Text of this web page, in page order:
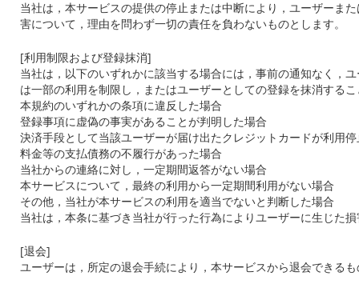
当社は，本サービスの提供の停止または中断により，ユーザーま
害について，理由を問わず一切の責任を負わないものとします。
[利用制限および登録抹消]
当社は，以下のいずれかに該当する場合には，事前の通知なく，
は一部の利用を制限し，またはユーザーとしての登録を抹消する
本規約のいずれかの条項に違反した場合
登録事項に虚偽の事実があることが判明した場合
決済手段として当該ユーザーが届け出たクレジットカードが利用
料金等の支払債務の不履行があった場合
当社からの連絡に対し，一定期間返答がない場合
本サービスについて，最終の利用から一定期間利用がない場合
その他，当社が本サービスの利用を適当でないと判断した場合
当社は，本条に基づき当社が行った行為によりユーザーに生じた
[退会]
ユーザーは，所定の退会手続により，本サービスから退会できる